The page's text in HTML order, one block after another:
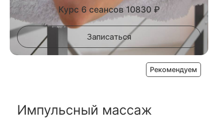
Курс 6 сеансов 10830 ₽
Записаться
Рекомендуем
Импульсный массаж